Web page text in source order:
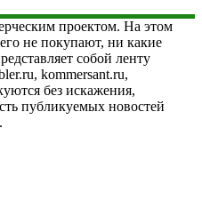
проектом. На этом
не покупают, ни какие
собой ленту
kommersant.ru,
без искажения,
публикуемых новостей